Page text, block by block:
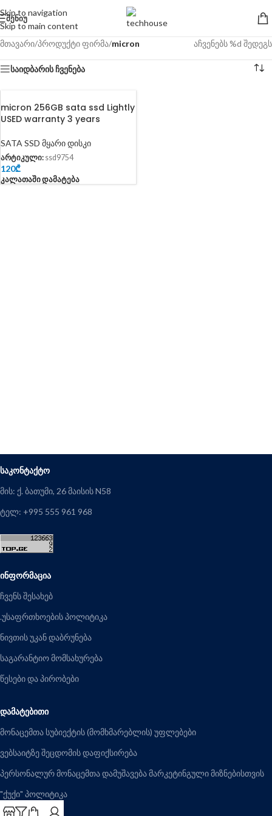
Skip to navigation
Skip to main content
ᲛᲔᲜᲘᲣ
მთავარი/პროდუქტი ფირმა/micron აჩვენებს %d შედეგს
საიდბარის ჩვენება
micron 256GB sata ssd Lightly
USED warranty 3 years
SATA SSD მყარი დისკი
არტიკული: ssd9754
120₾
Კალათაში Დამატება
ᲡᲐᲙᲝᲜᲢᲐᲥᲢᲝ
მის: ქ. ბათუმი, 26 მაისის N58
ტელ: +995 555 961 968
ᲘᲜᲤᲝᲠᲛᲐᲪᲘᲐ
ჩვენს შესახებ
.უსაფრთხოების პოლიტიკა
ნივთის უკან დაბრუნება
საგარანტიო მომსახურება
წესები და პირობები
ᲓᲐᲛᲐᲢᲔᲑᲘᲗᲘ
მონაცემთა სუბიექტის (მომხმარებლის) უფლებები
ვებსაიტზე შეცდომის დაფიქსირება
პერსონალურ მონაცემთა დამუშავება მარკეტინგული მიზნებისთვის
"ქუქი" პოლიტიკა